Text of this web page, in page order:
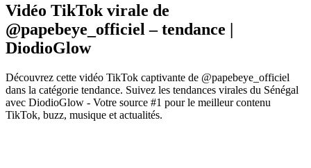
Vidéo TikTok virale de
@papebeye_officiel – tendance |
DiodioGlow
Découvrez cette vidéo TikTok captivante de @papebeye_officiel
dans la catégorie tendance. Suivez les tendances virales du Sénégal
avec DiodioGlow - Votre source #1 pour le meilleur contenu
TikTok, buzz, musique et actualités.